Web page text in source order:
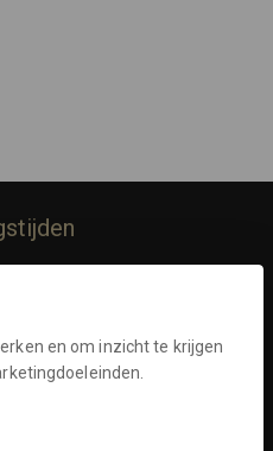
10:00 - 17:00
10:00 - 17:00
en om inzicht te krijgen